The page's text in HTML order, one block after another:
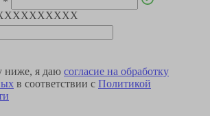
ниже, я даю согласие на обработку
в соответствии с Политикой